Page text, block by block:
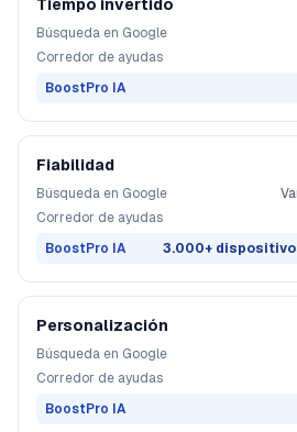
Tiempo invertido
Búsqueda en Google
Corredor de ayudas
BoostPro IA
Fiabilidad
Búsqueda en Google
Corredor de ayudas
BoostPro IA
3.000+
Personalización
Búsqueda en Google
Corredor de ayudas
BoostPro IA